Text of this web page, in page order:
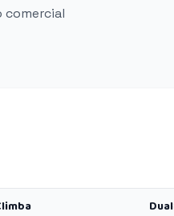
comercial